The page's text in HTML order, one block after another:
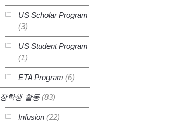
US Scholar Program
(3)
US Student Program
(1)
ETA Program (6)
장학생 활동(83)
Infusion(22)